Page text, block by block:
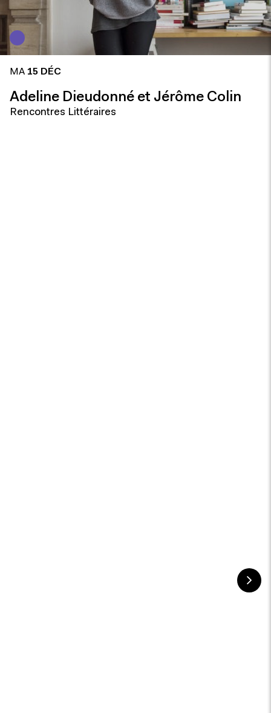
MA 15 DÉC
Adeline Dieudonné et Jérôme Colin
Rencontres Littéraires